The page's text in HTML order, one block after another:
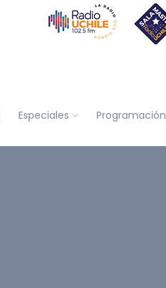
Especiales Programación